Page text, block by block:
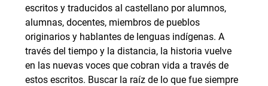
escritos y traducidos al castellano por alumnos,
alumnas, docentes, miembros de pueblos
originarios y hablantes de lenguas indígenas. A
través del tiempo y la distancia, la historia vuelve
en las nuevas voces que cobran vida a través de
estos escritos. Buscar la raíz de lo que fue siempre